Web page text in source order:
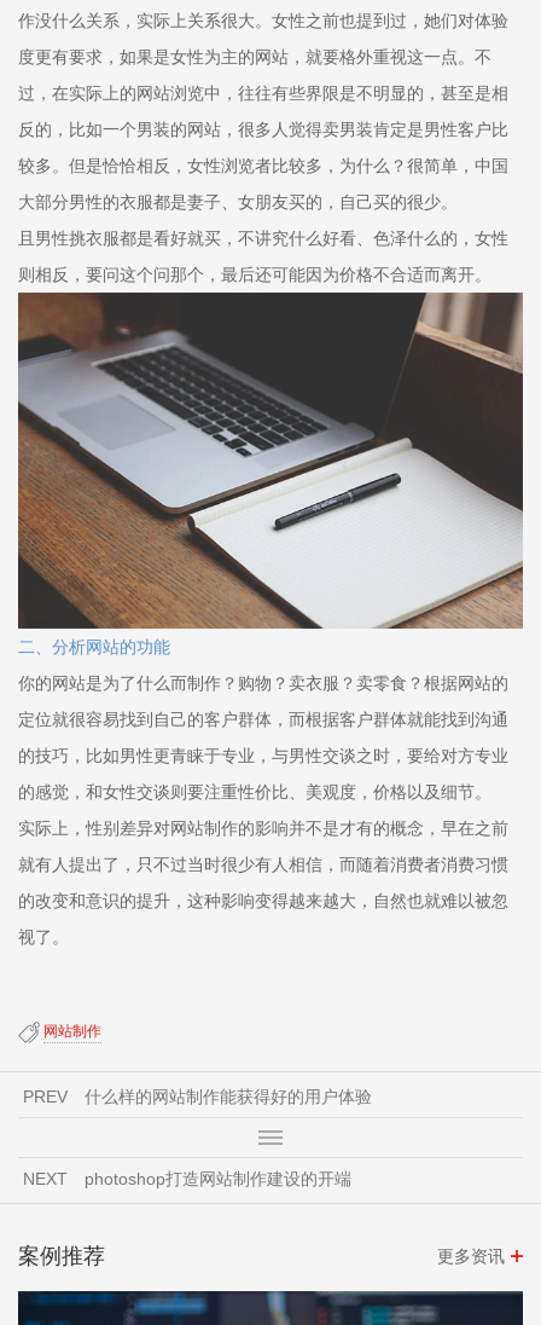
作没什么关系，实际上关系很大。女性之前也提到过，她们对体验
度更有要求，如果是女性为主的网站，就要格外重视这一点。不
过，在实际上的网站浏览中，往往有些界限是不明显的，甚至是相
反的，比如一个男装的网站，很多人觉得卖男装肯定是男性客户比
较多。但是恰恰相反，女性浏览者比较多，为什么？很简单，中国
大部分男性的衣服都是妻子、女朋友买的，自己买的很少。
且男性挑衣服都是看好就买，不讲究什么好看、色泽什么的，女性
则相反，要问这个问那个，最后还可能因为价格不合适而离开。
二、分析网站的功能
你的网站是为了什么而制作？购物？卖衣服？卖零食？根据网站的
定位就很容易找到自己的客户群体，而根据客户群体就能找到沟通
的技巧，比如男性更青睐于专业，与男性交谈之时，要给对方专业
的感觉，和女性交谈则要注重性价比、美观度，价格以及细节。
实际上，性别差异对网站制作的影响并不是才有的概念，早在之前
就有人提出了，只不过当时很少有人相信，而随着消费者消费习惯
的改变和意识的提升，这种影响变得越来越大，自然也就难以被忽
视了。
网站制作
PREV 什么样的网站制作能获得好的用户体验
NEXT photoshop打造网站制作建设的开端
案例推荐 更多资讯